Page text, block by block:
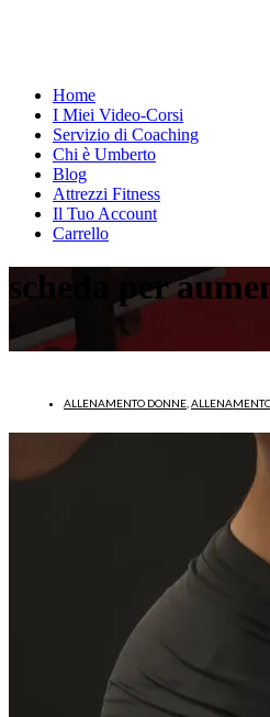
Home
I Miei Video-Corsi
Servizio di Coaching
Chi è Umberto
Blog
Attrezzi Fitness
Il Tuo Account
Carrello
scheda per
ALLENAMENTO DONNE